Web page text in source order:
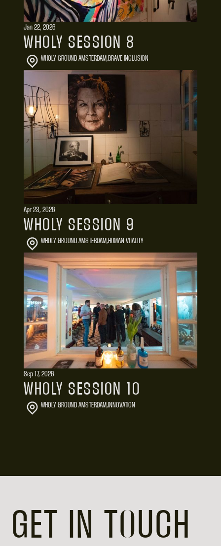
Jan 22, 2026
WHOLY SESSION 8
WHOLY GROUND AMSTERDAM,BRAVE INCLUSION
Apr 23, 2026
WHOLY SESSION 9
WHOLY GROUND AMSTERDAM,HUMAN VITALITY
Sep 17, 2026
WHOLY SESSION 10
WHOLY GROUND AMSTERDAM, INNOVATION
GET IN T OUCH